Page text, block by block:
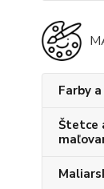
Farby
Štetce